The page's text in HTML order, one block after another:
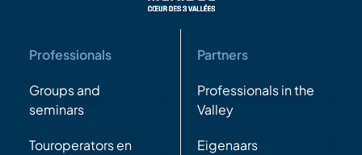
Professionals
Groups and
seminars
Touroperators en
Partners
Professionals in the
Valley
Eigenaars